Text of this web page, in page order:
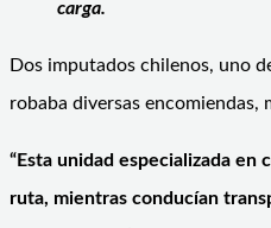
carga.
Dos imputados chilenos, uno
robaba diversas
“Esta unidad especializada
ruta, mientras conducían